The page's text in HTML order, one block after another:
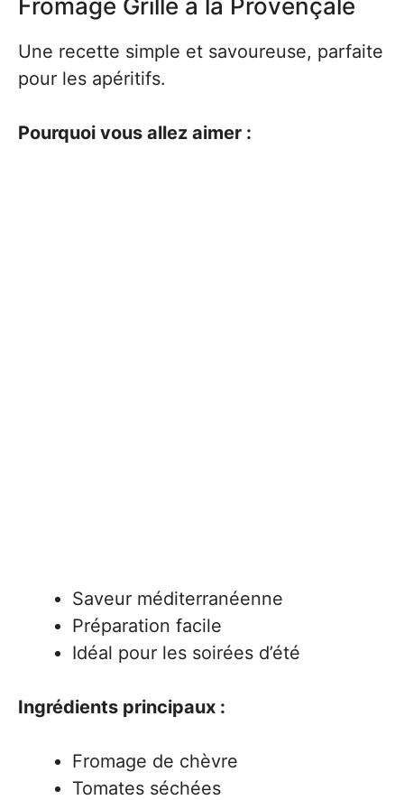
Fromage Grillé à la Provençale
Une recette simple et savoureuse, parfaite
pour les apéritifs.
Pourquoi vous allez aimer :
Saveur méditerranéenne
Préparation facile
Idéal pour les soirées d’été
Ingrédients principaux :
Fromage de chèvre
Tomates séchées